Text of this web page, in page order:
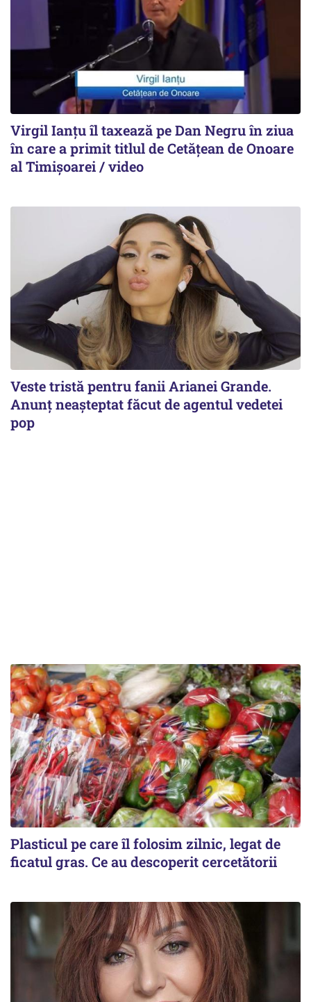
Virgil Ianțu îl taxează pe Dan Negru în ziua
în care a primit titlul de Cetățean de Onoare
al Timișoarei / video
Veste tristă pentru fanii Arianei Grande.
Anunț neașteptat făcut de agentul vedetei
pop
Plasticul pe care îl folosim zilnic, legat de
ficatul gras. Ce au descoperit cercetătorii